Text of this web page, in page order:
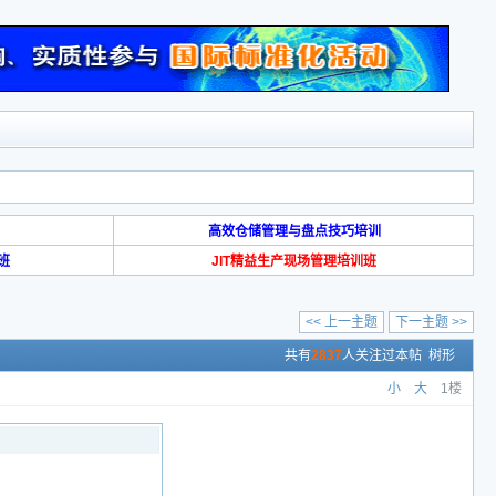
高效仓储管理与盘点技巧培训
JIT精益生产现场管理培训班
下一主题 >>
<< 上一主题
共有2837人关注过本帖 树形
小 大 1楼